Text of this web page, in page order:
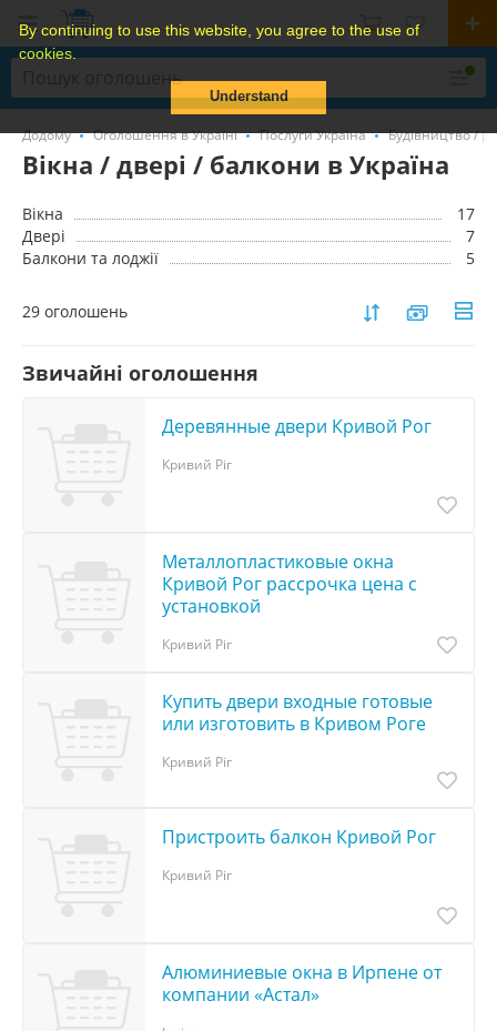
By continuing to use this website, you agree to the use of
cookies.
Understand
Додому Оголошення в Україні Послуги Україна Будівництво /
Вікна / двері / балкони в Україна
Вікна
17
Двері
7
Балкони та лоджії
5
29 оголошень
Звичайні оголошення
Деревянные двери Кривой Рог
Кривий Ріг
Металлопластиковые окна
Кривой Рог рассрочка цена с
установкой
Кривий Ріг
Купить двери входные готовые
или изготовить в Кривом Роге
Кривий Ріг
Пристроить балкон Кривой Рог
Кривий Ріг
Алюминиевые окна в Ирпене от
компании «Астал»